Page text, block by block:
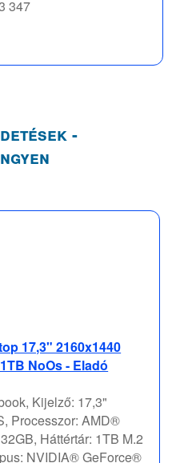
347
-
17,3" 2160x1440
NoOs - Eladó
Kijelző: 17,3"
Processzor: AMD®
Háttértár: 1TB M.2
NVIDIA® GeForce®